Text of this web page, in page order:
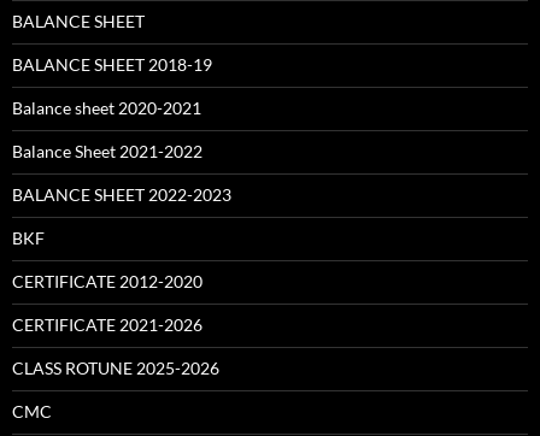
BALANCE SHEET
BALANCE SHEET 2018-19
Balance sheet 2020-2021
Balance Sheet 2021-2022
BALANCE SHEET 2022-2023
BKF
CERTIFICATE 2012-2020
CERTIFICATE 2021-2026
CLASS ROTUNE 2025-2026
CMC